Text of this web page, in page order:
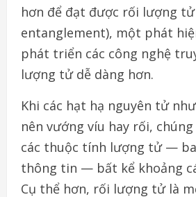
hơn để đạt được rối lượng
entanglement), một phát
phát triển các công nghệ
lượng tử dễ dàng hơn.
Khi các hạt hạ nguyên tử
nên vướng víu hay rối,
các thuộc tính lượng tử —
thông tin — bất kể khoảng
Cụ thể hơn, rối lượng tử là